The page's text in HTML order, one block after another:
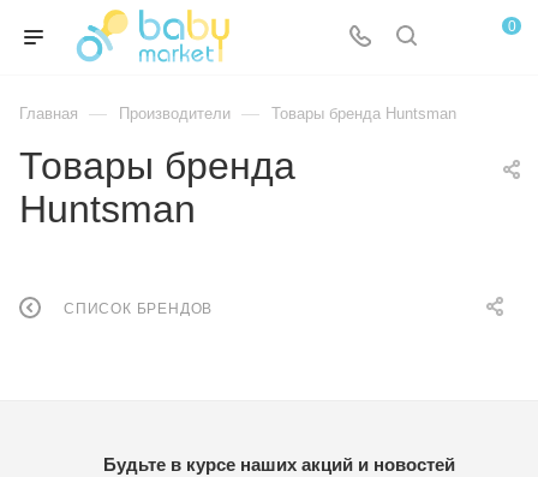
0
Главная — Производители — Товары бренда Huntsman
Товары бренда
Huntsman
СПИСОК БРЕНДОВ
Будьте в курсе наших акций и новостей